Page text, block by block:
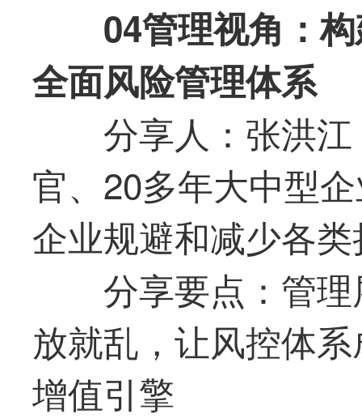
04管理视角：
全面风险管理体系
分享人：张洪
官、20多年大中型
企业规避和减少各
分享要点：管
放就乱，让风控体
增值引擎